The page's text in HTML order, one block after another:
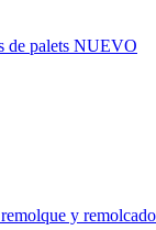
de palets NUEVO
y